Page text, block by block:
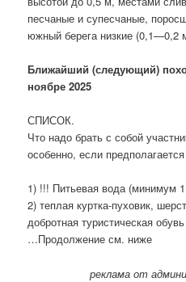
песчаные и супесчаные,
южный берега низкие (0,1—0,2
Ближайший (следующий)
ноябре 2025
СПИСОК.
Что надо брать с собой
особенно, если
1) !!! Питьевая вода (минимум
2) теплая куртка-пуховик,
добротная туристическая
…Продолжение см. ниже
реклама от